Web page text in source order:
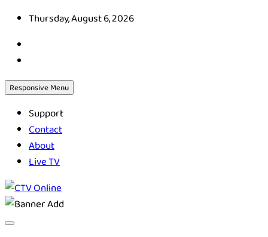
Skip
content
Thursday, August 6, 2026
Responsive Menu
Support
Contact
About
Live TV
CTV Online